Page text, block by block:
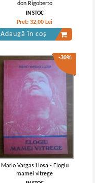
don Rigoberto
IN STOC
Pret:32,00 Lei
Adaugă în coș
-30%
Mario Vargas Llosa - Elogiu
mamei vitrege